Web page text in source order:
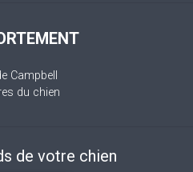
Campbell
du chien
de votre chien